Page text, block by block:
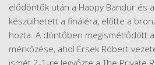
elődöntők után a Happy Bandur és
készülhetett a fináléra, előtte a
hozta. A döntőben megismétlődött
mérkőzése, ahol Érsek Róbert
ismét 2-1-re legyőzte a The Private